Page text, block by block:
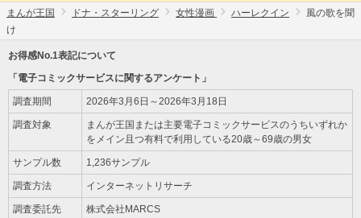
まんが王国 ドナ・スターリング 女性漫画 ハーレクイン
風の歌を聞
け
お得感No.1表記について
「電子コミックサービスに関するアンケート」
調査期間 2026年3月6日～2026年3月18日
調査対象
まんが王国または主要電子コミックサービスのうちいずれか
をメイン且つ有料で利用している20歳～69歳の男女
サンプル数 1,236サンプル
調査方法 インターネットリサーチ
調査委託先 株式会社MARCS